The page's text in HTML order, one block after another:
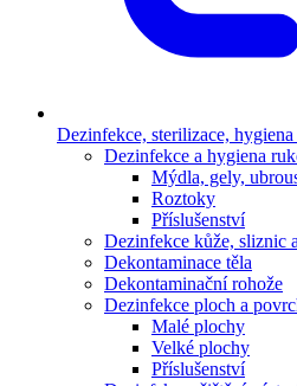
Dezinfekce, sterilizace, hygiena
Dezinfekce a hygiena
Mýdla, gely,
Roztoky
Příslušenství
Dezinfekce kůže, sliznic
Dekontaminace těla
Dekontaminační rohože
Dezinfekce ploch a
Malé plochy
Velké plochy
Příslušenství